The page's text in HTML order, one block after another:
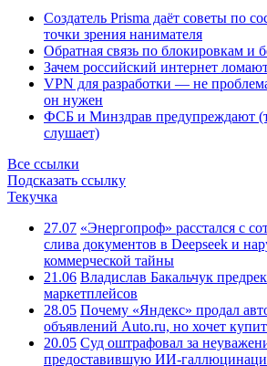
Создатель Prisma даёт советы по
точки зрения нанимателя
Обратная связь по блокировкам и
Зачем российский интернет
VPN для разработки — не
он нужен
ФСБ и Минздрав предупреждают
слушает)
Все ссылки
Подсказать ссылку
Текучка
27.07 «Энергопроф» расстался с
слива документов в Deepseek и
коммерческой тайны
21.06 Владислав Бакальчук
маркетплейсов
28.05 Почему «Яндекс» продал
объявлений Auto.ru, но хочет
20.05 Суд оштрафовал за
предоставившую ИИ-